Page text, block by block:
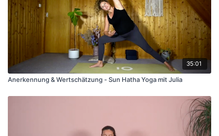
35:01
Anerkennung & Wertschätzung - Sun Hatha Yoga mit Julia